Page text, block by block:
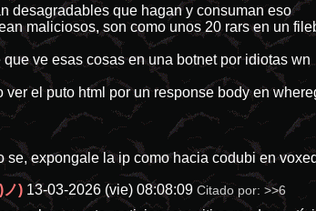
desagradables que hagan y consuman eso
maliciosos, son como unos 20 rars en un
ve esas cosas en una botnet por idiotas wn
ver el puto html por un response body en
se, expongale la ip como hacia codubi en voxed
ノ) 13-03-2026 (vie) 08:08:09 Citado por:>>6